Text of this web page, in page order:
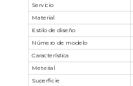
Servicio
Material
Estilo de diseño
Número de modelo
Característica
Meterial
Superficie